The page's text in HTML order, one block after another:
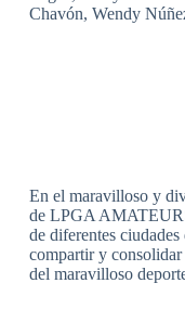
Chavón, Wendy
En el maravilloso y
de LPGA
de diferentes
compartir y consolidar
del maravilloso